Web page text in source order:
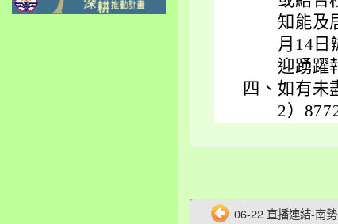
知能及
月14日
迎踴躍
四、 如有未
2）
06-22 直播連結-南